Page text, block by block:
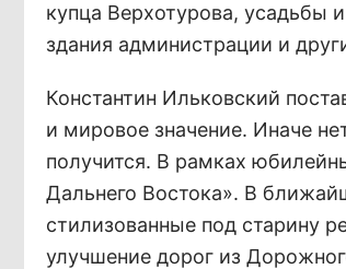
купца Верхотурова,
здания администрации и
Константин Ильковский
и мировое значение. Иначе
получится. В рамках
Дальнего Востока». В
стилизованные под старину
улучшение дорог из